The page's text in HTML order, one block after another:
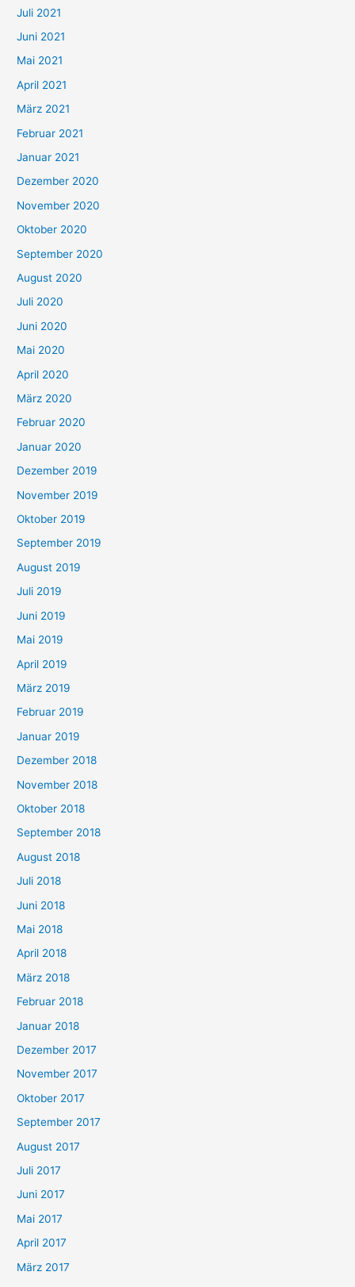
a
c
h
:
Juli 2021
Juni 2021
Mai 2021
April 2021
März 2021
Februar 2021
Januar 2021
Dezember 2020
November 2020
Oktober 2020
September 2020
August 2020
Juli 2020
Juni 2020
Mai 2020
April 2020
März 2020
Februar 2020
Januar 2020
Dezember 2019
November 2019
Oktober 2019
September 2019
August 2019
Juli 2019
Juni 2019
Mai 2019
April 2019
März 2019
Februar 2019
Januar 2019
Dezember 2018
November 2018
Oktober 2018
September 2018
August 2018
Juli 2018
Juni 2018
Mai 2018
April 2018
März 2018
Februar 2018
Januar 2018
Dezember 2017
November 2017
Oktober 2017
September 2017
August 2017
Juli 2017
Juni 2017
Mai 2017
April 2017
März 2017